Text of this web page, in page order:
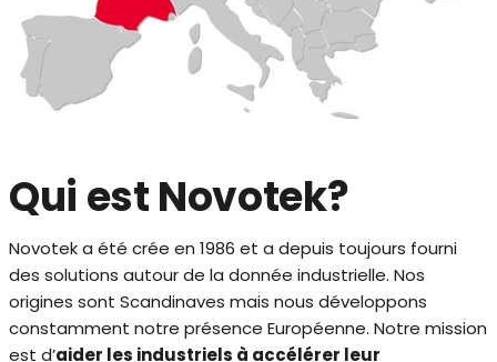
Qui est Novotek?
Novotek a été crée en 1986 et a depuis toujours fourni
des solutions autour de la donnée industrielle. Nos
origines sont Scandinaves mais nous développons
constamment notre présence Européenne. Notre mission
est d’aider les industriels à accélérer leur